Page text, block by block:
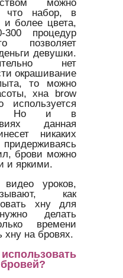
что набор, в
и более цвета,
300 процедур
позволяет
девушки.
нет
окрашивание
то можно
хна brow
используется
Но и в
данная
никаких
брови можно
и яркими.
уроков,
как
хну для
делать
времени
хну на бровях.